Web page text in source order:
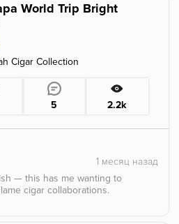
World Trip Bright
Cigar Collection
5 2.2k
— this has me wanting to
cigar collaborations.